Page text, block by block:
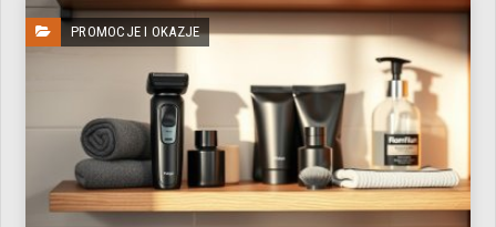
PROMOCJE I OKAZJE